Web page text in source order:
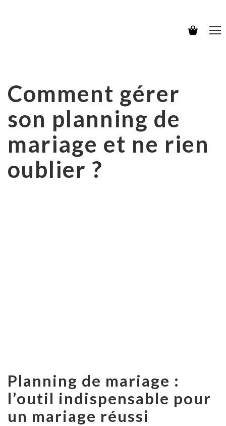
Comment gérer
son planning de
mariage et ne rien
oublier ?
Planning de mariage :
l’outil indispensable pour
un mariage réussi